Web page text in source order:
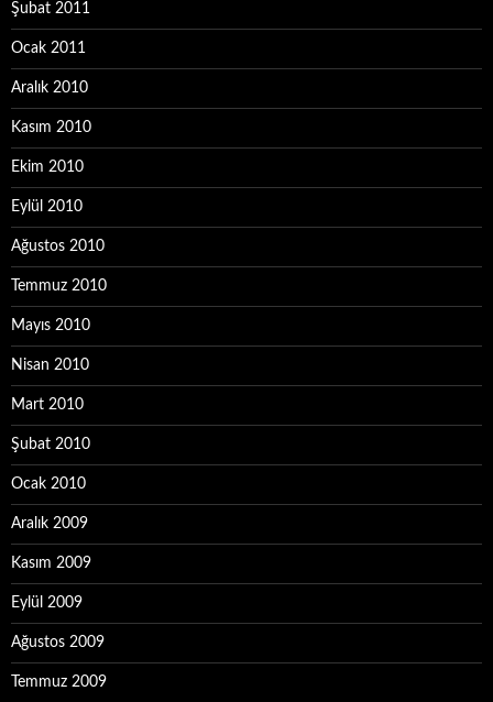
Şubat 2011
Ocak 2011
Aralık 2010
Kasım 2010
Ekim 2010
Eylül 2010
Ağustos 2010
Temmuz 2010
Mayıs 2010
Nisan 2010
Mart 2010
Şubat 2010
Ocak 2010
Aralık 2009
Kasım 2009
Eylül 2009
Ağustos 2009
Temmuz 2009